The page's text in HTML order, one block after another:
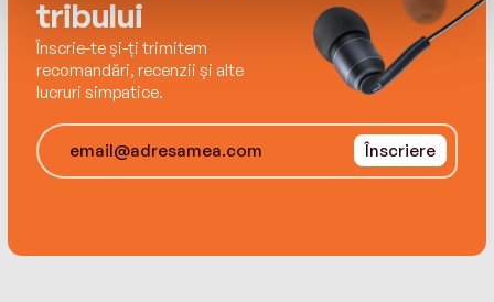
A SUNDAY TIMES BESTSELLER
Funny, moving and truthful… Quite
Claudia Winkleman’swarmth, humour, no-
tribului
Înscrie-te și-ți trimitem
recomandări, recenzii și alte
lucruri simpatice.
Înscriere